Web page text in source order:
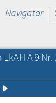
Navigator
A 9 Nr.